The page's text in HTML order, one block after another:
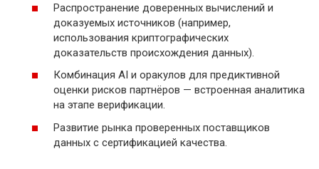
Распространение доверенных вычислений и
доказуемых источников (например,
использования криптографических
доказательств происхождения данных).
Комбинация AI и оракулов для предиктивной
оценки рисков партнёров — встроенная аналитика
на этапе верификации.
Развитие рынка проверенных поставщиков
данных с сертификацией качества.